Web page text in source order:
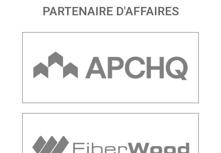
PARTENAIRE D'AFFAIRES